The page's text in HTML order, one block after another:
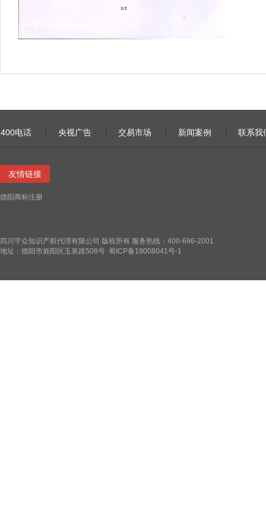
400电话 央视广告 交易市场 新闻案例 联系我
友情链接
德阳商标注册
四川宇众知识产权代理有限公司 版权所有 服务热线：400-696-2001
地址：德阳市旌阳区玉泉路508号 蜀ICP备19008041号-1